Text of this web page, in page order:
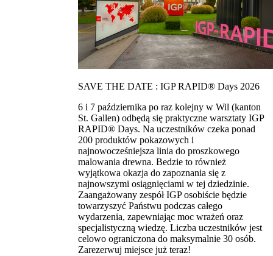
SAVE THE DATE : IGP RAPID® Days 2026
6 i 7 października po raz kolejny w Wil (kanton
St. Gallen) odbędą się praktyczne warsztaty IGP
RAPID® Days. Na uczestników czeka ponad
200 produktów pokazowych i
najnowocześniejsza linia do proszkowego
malowania drewna. Bedzie to również
wyjątkowa okazja do zapoznania się z
najnowszymi osiągnięciami w tej dziedzinie.
Zaangażowany zespół IGP osobiście będzie
towarzyszyć Państwu podczas całego
wydarzenia, zapewniając moc wrażeń oraz
specjalistyczną wiedzę. Liczba uczestników jest
celowo ograniczona do maksymalnie 30 osób.
Zarezerwuj miejsce już teraz!